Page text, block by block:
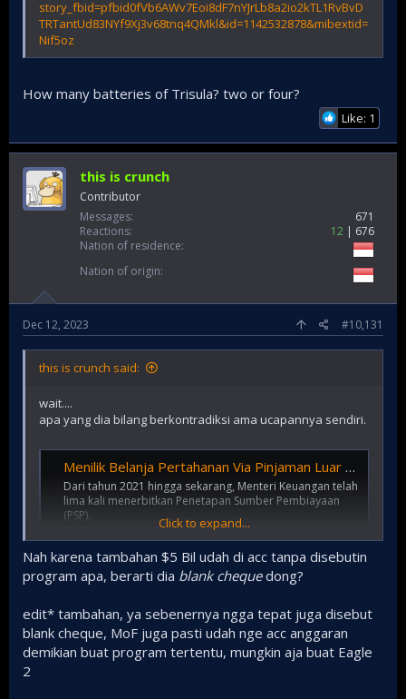
story_fbid=pfbid0fVb6AWv7Eoi8dF7nYJrLb8a2io2kTL1RvBvD
TRTantUd83NYf9Xj3v68tnq4QMkl&id=1142532878&mibextid=
Nif5oz
How many batteries of Trisula? two or four?
Like: 1
this is crunch
Contributor
Messages
671
Reactions
12
676
Nation of residence
Nation of origin
Dec 12, 2023 #10,131
this is crunch said:
wait....
apa yang dia bilang berkontradiksi ama ucapannya sendiri.
Menilik Belanja Pertahanan Via Pinjaman Luar Negeri Tahun Ini
Dari tahun 2021 hingga sekarang, Menteri Keuangan telah
lima kali menerbitkan Penetapan Sumber Pembiayaan
(PSP).
www.cnbcindonesia.com
Pada Minimum Essential Force (MEF) tahap ketiga yakni
Luar Negeri (PLN) senilai US$ 20,7 miliar untuk modernisasi
kekuatan pertahanan yang dilaksanakan oleh
Kementerian Pertahanan. Alokasi tersebut meningkat
hampir tiga kali lipat dari alokasi PLN pada MEF tahap kedua
Click to expand...
Nah karena tambahan $5 Bil udah di acc tanpa disebutin
program apa, berarti dia blank chequedong?
edit* tambahan, ya sebenernya ngga tepat juga disebut
blank cheque, MoF juga pasti udah nge acc anggaran
demikian buat program tertentu, mungkin aja buat Eagle
2